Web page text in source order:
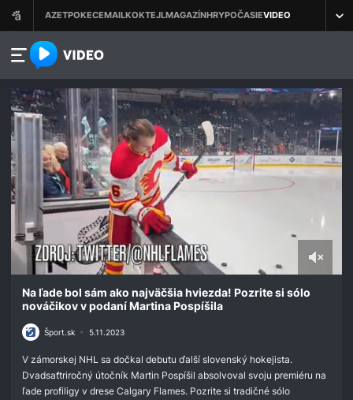
azet.video.sk
seconds
seconds
Na ľade bol sám ako najväčšia hviezda! Pozrite si sólo
nováčikov v podaní Martina Pospíšila
Šport.sk • 5.11.2023
V zámorskej NHL sa dočkal debutu ďalší slovenský hokejista.
Dvadsaťtriročný útočník Martin Pospíšil absolvoval svoju premiéru na
ľade profiligy v drese Calgary Flames. Pozrite si tradičné sólo